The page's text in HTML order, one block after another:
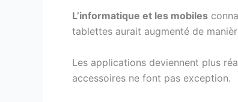
L’informatique et les mobiles
tablettes aurait augmenté de
Les applications deviennent plus
accessoires ne font pas exception.